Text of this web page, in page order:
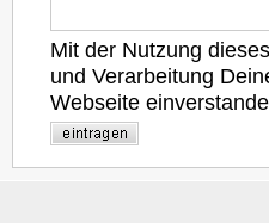
Mit der Nutzung
und Verarbeitung
Webseite